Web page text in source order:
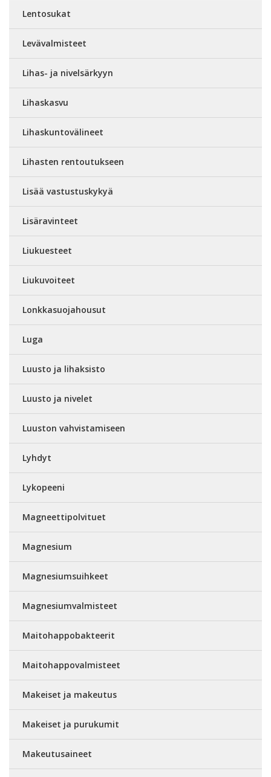
Lentosukat
Levävalmisteet
Lihas- ja nivelsärkyyn
Lihaskasvu
Lihaskuntovälineet
Lihasten rentoutukseen
Lisää vastustuskykyä
Lisäravinteet
Liukuesteet
Liukuvoiteet
Lonkkasuojahousut
Luga
Luusto ja lihaksisto
Luusto ja nivelet
Luuston vahvistamiseen
Lyhdyt
Lykopeeni
Magneettipolvituet
Magnesium
Magnesiumsuihkeet
Magnesiumvalmisteet
Maitohappobakteerit
Maitohappovalmisteet
Makeiset ja makeutus
Makeiset ja purukumit
Makeutusaineet